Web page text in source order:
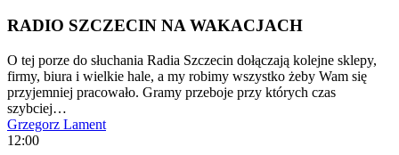
RADIO SZCZECIN NA WAKACJACH
O tej porze do słuchania Radia Szczecin dołączają kolejne sklepy,
firmy, biura i wielkie hale, a my robimy wszystko żeby Wam się
przyjemniej pracowało. Gramy przeboje przy których czas
szybciej…
Grzegorz Lament
12:00